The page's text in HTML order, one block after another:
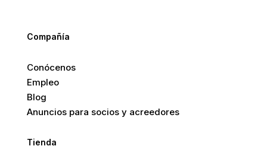
Compañía
Conócenos
Empleo
Blog
Anuncios para socios y acreedores
Tienda